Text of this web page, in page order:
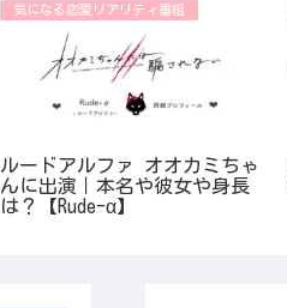
気になる恋愛リアリティ番組
ルードアルファ オオカミちゃ
んに出演｜本名や彼女や身長
は？【Rude-α】